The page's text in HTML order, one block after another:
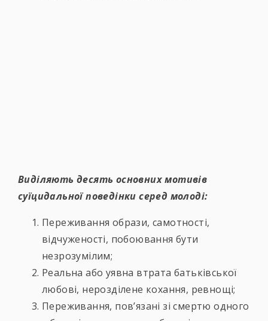
Виділяють десять основних мотивів
суїцидальної поведінки серед молоді:
Переживання образи, самотності,
відчуженості, побоювання бути
незрозумілим;
Реальна або уявна втрата батьківської
любові, нерозділене кохання, ревнощі;
Переживання, пов’язані зі смертю одного